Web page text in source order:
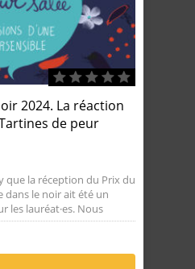
2024. La réaction
de peur
que la réception du Prix du
dans le noir ait été un
les lauréat·es. Nous